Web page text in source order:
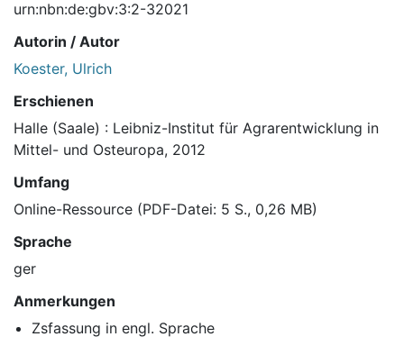
urn:nbn:de:gbv:3:2-32021
Autorin / Autor
Koester, Ulrich
Erschienen
Halle (Saale) : Leibniz-Institut für Agrarentwicklung in
Mittel- und Osteuropa, 2012
Umfang
Online-Ressource (PDF-Datei: 5 S., 0,26 MB)
Sprache
ger
Anmerkungen
Zsfassung in engl. Sprache